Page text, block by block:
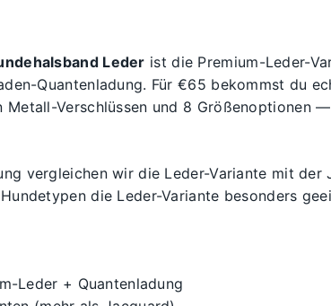
Leder ist die Premium-Leder-
Quantenladung. Für €65 bekommst du
Metall-Verschlüssen und 8 Größenoptionen
vergleichen wir die Leder-Variante mit der
die Leder-Variante besonders
Leder + Quantenladung